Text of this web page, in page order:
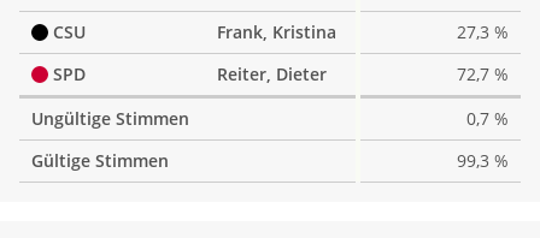
CSU
Frank, Kristina
27,3 %
SPD
Reiter, Dieter
72,7 %
Ungültige Stimmen
0,7 %
Gültige Stimmen
99,3 %